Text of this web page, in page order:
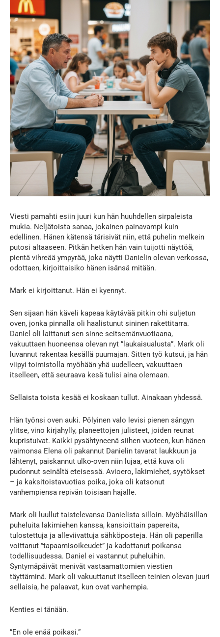
Viesti pamahti esiin juuri kun hän huuhdellen sirpaleista
mukia. Neljätoista sanaa, jokainen painavampi kuin
edellinen. Hänen kätensä tärisivät niin, että puhelin melkein
putosi altaaseen. Pitkän hetken hän vain tuijotti näyttöä,
pientä vihreää ympyrää, joka näytti Danielin olevan verkossa,
odottaen, kirjoittaisiko hänen isänsä mitään.
Mark ei kirjoittanut. Hän ei kyennyt.
Sen sijaan hän käveli kapeaa käytävää pitkin ohi suljetun
oven, jonka pinnalla oli haalistunut sininen rakettitarra.
Daniel oli laittanut sen sinne seitsemänvuotiaana,
vakuuttaen huoneensa olevan nyt ”laukaisualusta”. Mark oli
luvannut rakentaa kesällä puumajan. Sitten työ kutsui, ja hän
viipyi toimistolla myöhään yhä uudelleen, vakuuttaen
itselleen, että seuraava kesä tulisi aina olemaan.
Sellaista toista kesää ei koskaan tullut. Ainakaan yhdessä.
Hän työnsi oven auki. Pölyinen valo levisi pienen sängyn
ylitse, vino kirjahylly, planeettojen julisteet, joiden reunat
kupristuivat. Kaikki pysähtyneenä siihen vuoteen, kun hänen
vaimonsa Elena oli pakannut Danielin tavarat laukkuun ja
lähtenyt, paiskannut ulko-oven niin lujaa, että kuva oli
pudonnut seinältä eteisessä. Avioero, lakimiehet, syytökset
– ja kaksitoistavuotias poika, joka oli katsonut
vanhempiensa repivän toisiaan hajalle.
Mark oli luullut taistelevansa Danielista silloin. Myöhäisillan
puheluita lakimiehen kanssa, kansioittain papereita,
tulostettuja ja alleviivattuja sähköposteja. Hän oli paperilla
voittanut ”tapaamisoikeudet” ja kadottanut poikansa
todellisuudessa. Daniel ei vastannut puheluihin.
Syntymäpäivät menivät vastaamattomien viestien
täyttäminä. Mark oli vakuuttanut itselleen teinien olevan juuri
sellaisia, he palaavat, kun ovat vanhempia.
Kenties ei tänään.
”En ole enää poikasi.”